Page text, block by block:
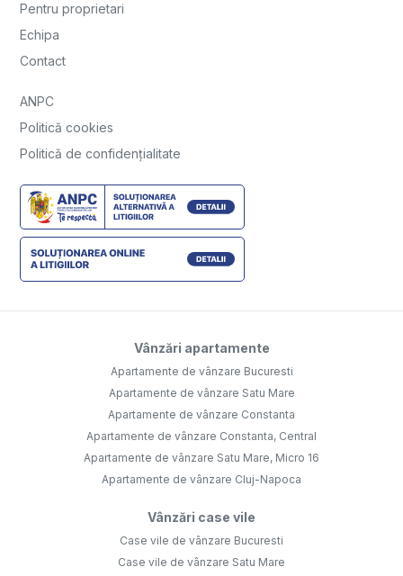
Pentru proprietari
Echipa
Contact
ANPC
Politică cookies
Politică de confidențialitate
Vânzări apartamente
Apartamente de vânzare Bucuresti
Apartamente de vânzare Satu Mare
Apartamente de vânzare Constanta
Apartamente de vânzare Constanta, Central
Apartamente de vânzare Satu Mare, Micro 16
Apartamente de vânzare Cluj-Napoca
Vânzări case vile
Case vile de vânzare Bucuresti
Case vile de vânzare Satu Mare